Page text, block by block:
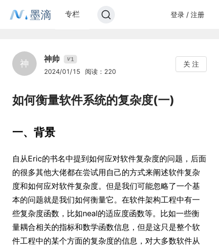
墨滴 专栏 登录 / 注册
神 神帅 V1
2024/01/15 阅读：220
关 注
如何衡量软件系统的复杂度(一)
一、背景
自从Eric的书名中提到如何应对软件复杂度的问题，后面
的很多其他大佬都在尝试用自己的方式来阐述软件复杂
度和如何应对软件复杂度。但是我们可能忽略了一个基
本的问题就是我们如何衡量它。在软件架构工程中有一
些复杂度函数，比如neal的适应度函数等。比如一些衡
量耦合相关的指标和数学函数信息，但是这只是整个软
件工程中的某个方面的复杂度的信息，对大多数软件从